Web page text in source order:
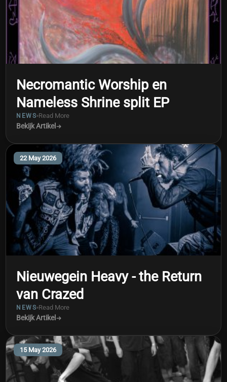
Necromantic Worship en
Nameless Shrine split EP
NEWS Read More
Bekijk Artikel
22 May 2026
Nieuwegein Heavy - the Return
van Crazed
NEWS Read More
Bekijk Artikel
15 May 2026